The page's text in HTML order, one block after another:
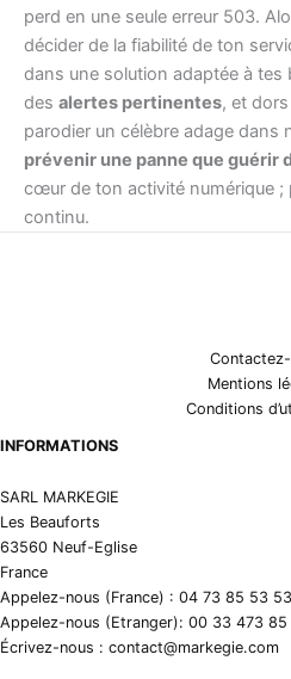
perd en une seule erreur 503.
décider de la fiabilité de ton
dans une solution adaptée à tes
des alertes pertinentes, et
parodier un célèbre adage dans
prévenir une panne que guérir
cœur de ton activité numérique ;
continu.
Mentions
Conditions
INFORMATIONS
SARL MARKEGIE
Les Beauforts
63560 Neuf-Eglise
France
Appelez-nous (France) : 04 73 85 53 53
Appelez-nous (Etranger): 00 33 473
Écrivez-nous : contact@markegie.com